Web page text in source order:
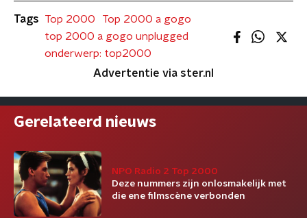
Tags Top 2000
Top 2000 a gogo
top 2000 a gogo unplugged
onderwerp: top2000
Advertentie via ster.nl
Gerelateerd nieuws
NPO Radio 2 Top 2000
Deze nummers zijn onlosmakelijk met
die ene filmscène verbonden